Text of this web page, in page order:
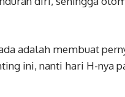
adalah membuat
ini, nanti hari H-nya